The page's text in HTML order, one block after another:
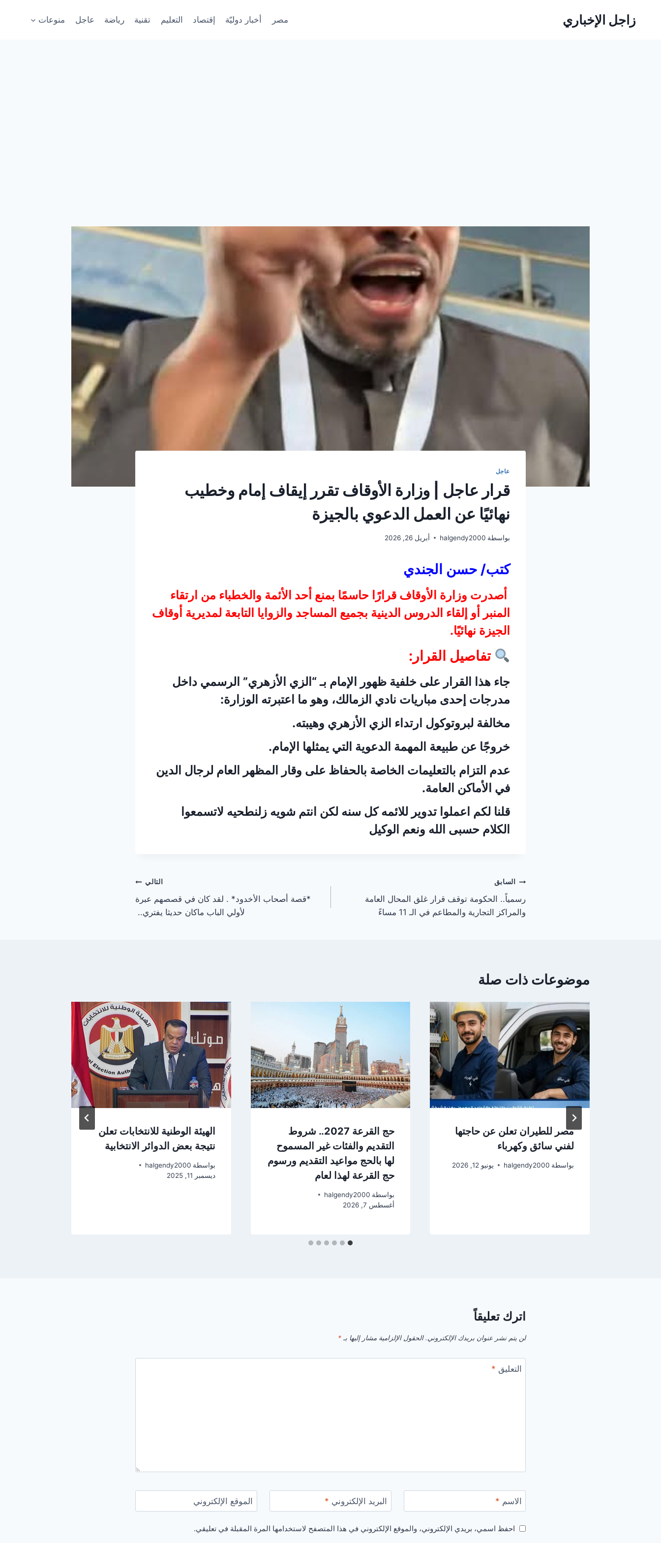
زاجل الإخباري مصر أخبار دوليّة إقتصاد التعليم تقنية رياضة عاجل منوعات
عاجل
قرار عاجل | وزارة الأوقاف تقرر إيقاف إمام وخطيب
نهائيًا عن العمل الدعوي بالجيزة
بواسطة halgendy2000 أبريل 26, 2026
كتب/ حسن الجندي
أصدرت وزارة الأوقاف قرارًا حاسمًا بمنع أحد الأئمة والخطباء من ارتقاء
المنبر أو إلقاء الدروس الدينية بجميع المساجد والزوايا التابعة لمديرية أوقاف
الجيزة نهائيًا.
تفاصيل القرار:
جاء هذا القرار على خلفية ظهور الإمام بـ “الزي الأزهري” الرسمي داخل
مدرجات إحدى مباريات نادي الزمالك، وهو ما اعتبرته الوزارة:
مخالفة لبروتوكول ارتداء الزي الأزهري وهيبته.
خروجًا عن طبيعة المهمة الدعوية التي يمثلها الإمام.
عدم التزام بالتعليمات الخاصة بالحفاظ على وقار المظهر العام لرجال الدين
في الأماكن العامة.
قلنا لكم اعملوا تدوير للائمه كل سنه لكن انتم شويه زلنطحيه لاتسمعوا
الكلام حسبى الله ونعم الوكيل
تصفّح
المقالات
السابق
رسمياً.. الحكومة توقف قرار غلق المحال العامة
والمراكز التجارية والمطاعم في الـ 11 مساءً
التالي
*قصة أصحاب الأخدود* . لقد كان في قصصهم عبرة
لأولي الباب ماكان حديثا يفتري..
موضوعات ذات صلة
مصر للطيران تعلن عن حاجتها
لفني سائق وكهرباء
بواسطة halgendy2000 يونيو 12, 2026
حج القرعة 2027.. شروط
التقديم والفئات غير المسموح
لها بالحج مواعيد التقديم ورسوم
حج القرعة لهذا لعام
بواسطة halgendy2000
أغسطس 7, 2026
الهيئة الوطنية للانتخابات تعلن
نتيجة بعض الدوائر الانتخابية
بواسطة halgendy2000
ديسمبر 11, 2025
اترك تعليقاً
لن يتم نشر عنوان بريدك الإلكتروني. الحقول الإلزامية مشار إليها بـ *
التعليق *
الاسم * البريد الإلكتروني * الموقع الإلكتروني
احفظ اسمي، بريدي الإلكتروني، والموقع الإلكتروني في هذا المتصفح لاستخدامها المرة المقبلة في تعليقي.